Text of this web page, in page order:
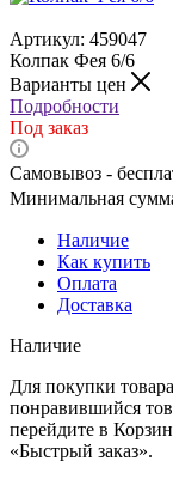
Артикул: 459047
Колпак Фея 6/6
Варианты цен
Подробности
Под заказ
Самовывоз -
Минимальная
Наличие
Как купить
Оплата
Доставка
Наличие
Для покупки
понравившийся
перейдите в
«Быстрый заказ».